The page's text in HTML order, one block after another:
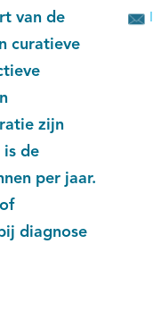
van de
curatieve
zijn
is de
per jaar.
diagnose